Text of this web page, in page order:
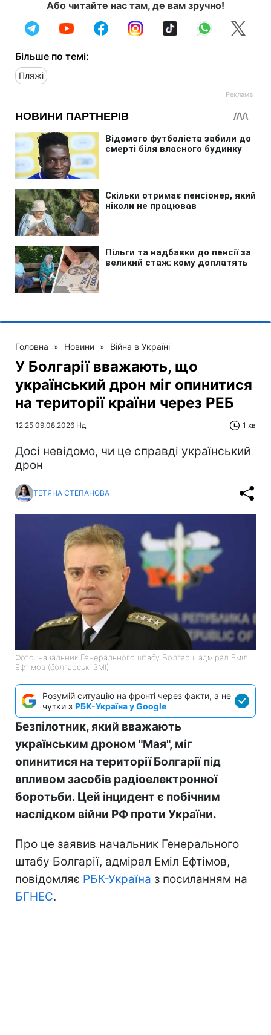
Або читайте нас там, де вам зручно!
Більше по темі:
Пляжі
Головна » Новини » Війна в Україні
У Болгарії вважають, що
український дрон міг опинитися
на території країни через РЕБ
12:25 09.08.2026 Нд 1 хв
Досі невідомо, чи це справді український
дрон
ТЕТЯНА СТЕПАНОВА
Фото: начальник Генерального штабу Болгарії, адмірал Еміл
Ефтімов (болгарські ЗМІ)
Розумій ситуацію на фронті через факти, а не
чутки з РБК-Україна у Google
Безпілотник, який вважають
українським дроном "Мая", міг
опинитися на території Болгарії під
впливом засобів радіоелектронної
боротьби. Цей інцидент є побічним
наслідком війни РФ проти України.
Про це заявив начальник Генерального
штабу Болгарії, адмірал Еміл Ефтімов,
повідомляє РБК-Україна з посиланням на
БГНЕС.